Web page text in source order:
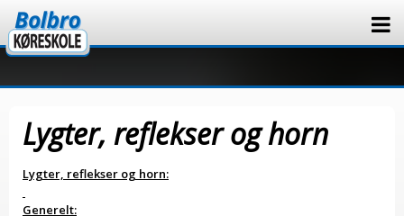
Lygter, reflekser og horn
Lygter, reflekser og horn:
Generelt: